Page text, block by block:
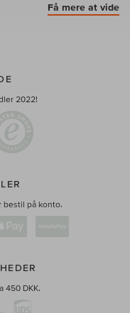
Få mere at vide
2022!
bestil på konto.
450 DKK.